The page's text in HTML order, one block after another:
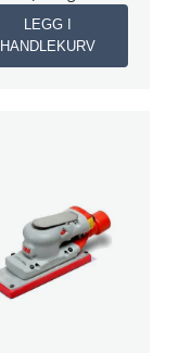
LEGG I
HANDLEKURV